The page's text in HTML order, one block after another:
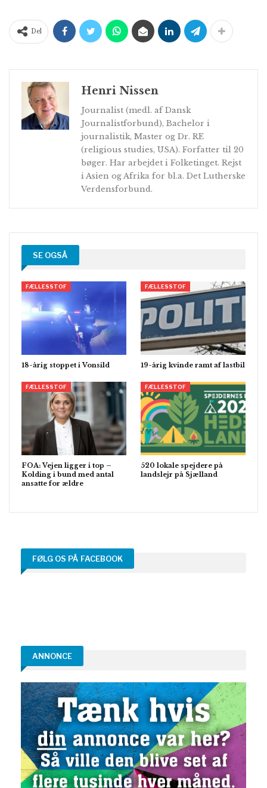
Del
Henri Nissen
Journalist (medl. af Dansk
Journalistforbund), Bachelor i
journalistik, Master og Dr. RE
(religious studies, USA). Forfatter til 20
bøger. Har arbejdet i Folketinget. Rejst
i Asien og Afrika for bl.a. Det Lutherske
Verdensforbund.
SE OGSÅ
FÆLLESSTOF
18-årig stoppet i Vonsild
FÆLLESSTOF
19-årig kvinde ramt af lastbil
FÆLLESSTOF
FOA: Vejen ligger i top –
Kolding i bund med antal
ansatte for ældre
FÆLLESSTOF
520 lokale spejdere på
landslejr på Sjælland
FØLG OS PÅ FACEBOOK
ANNONCE